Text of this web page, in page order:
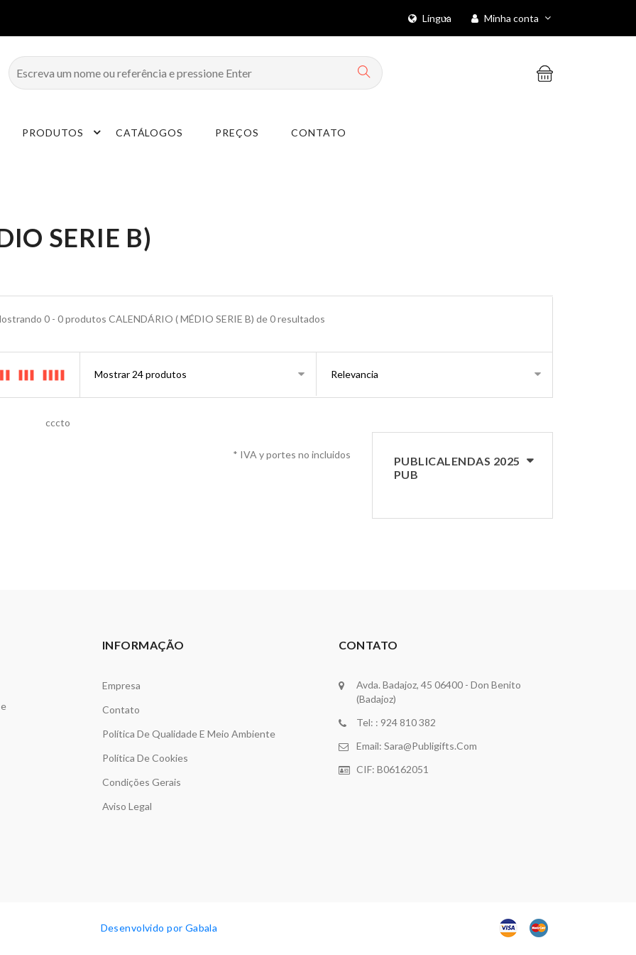
Língua Minha conta
PRODUTOS CATÁLOGOS PREÇOS CONTATO
SERIE B)
0 - 0 produtos CALENDÁRIO ( MÉDIO SERIE B) de 0 resultados
cccto
* IVA y portes no incluidos
PUBLICALENDAS 2025
PUB
INFORMAÇÃO
Empresa
Contato
Política De Qualidade E Meio Ambiente
Política De Cookies
Condições Gerais
Aviso Legal
CONTATO
Avda. Badajoz, 45 06400 - Don Benito
(Badajoz)
Tel: : 924 810 382
Email: Sara@publigifts.com
CIF: B06162051
Desenvolvido por Gabala